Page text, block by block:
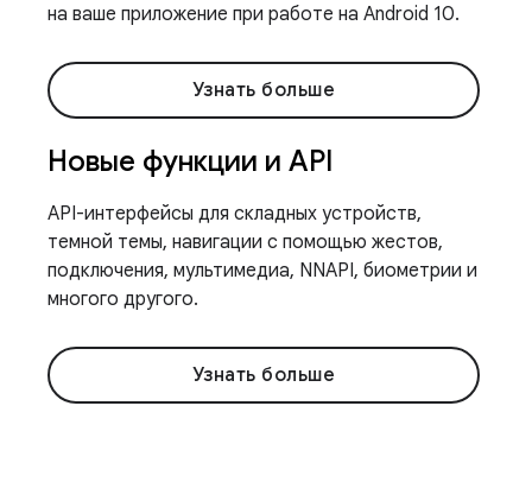
на ваше приложение при работе на Android 10.
Узнать больше
Новые функции и API
API-интерфейсы для складных устройств,
темной темы, навигации с помощью жестов,
подключения, мультимедиа, NNAPI, биометрии и
многого другого.
Узнать больше